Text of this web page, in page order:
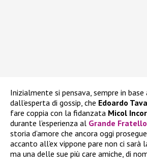
Inizialmente si pensava, sempre in
dall’esperta di gossip, che Edoardo
fare coppia con la fidanzata Micol
durante l’esperienza al Grande Fratello
storia d’amore che ancora oggi
accanto all’ex vippone pare non ci sarà
ma una delle sue più care amiche, di